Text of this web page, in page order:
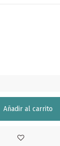
Añadir al carrito